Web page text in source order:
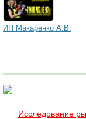
ИП Макаренко А.В.
Исследование